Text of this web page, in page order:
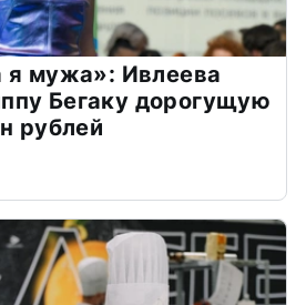
я мужа»: Ивлеева
Бегаку дорогущую
рублей